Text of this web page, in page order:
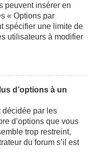
peuvent insérer en
« Options par
spécifier une limite de
utilisateurs à modifier
d’options à un
décidée par les
d’options que vous
trop restreint,
du forum s’il est